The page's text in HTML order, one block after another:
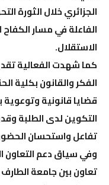
الجزائري خلال الثورة
الفاعلة في مسار
الاستقلال.
كما شهدت الفعالية
الفكر والقانون بكلية
قضايا قانونية
التكوين لدى الطلبة
تفاعل واستحسان
وفي سياق دعم التعاون
تعاون بين جامعة